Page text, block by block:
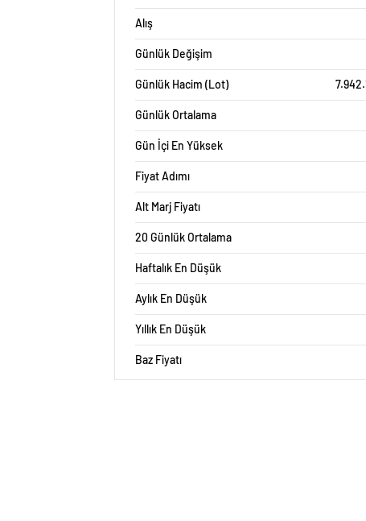
Alış
Günlük Değişim
Günlük Hacim (Lot)
Günlük Ortalama
Gün İçi En Yüksek
Fiyat Adımı
Alt Marj Fiyatı
20 Günlük Ortalama
Haftalık En Düşük
Aylık En Düşük
Yıllık En Düşük
Baz Fiyatı